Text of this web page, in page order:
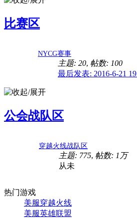
比赛区
NYCG赛事
主题: 20, 帖数: 100
最后发表: 2016-6-21
公会战队区
穿越火线战队区
主题: 775, 帖数: 1万
从未
热门游戏
美服穿越火线
美服英雄联盟